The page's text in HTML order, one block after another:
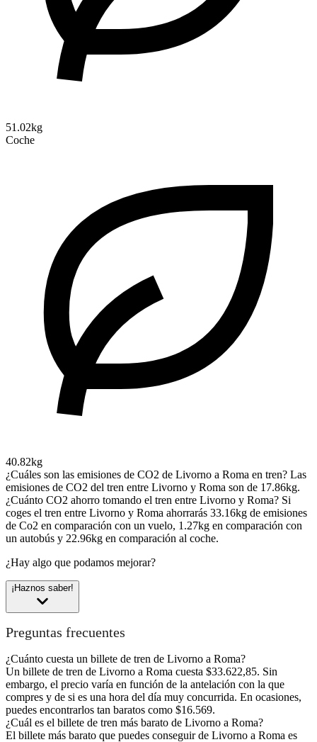
51.02kg
Coche
40.82kg
¿Cuáles son las emisiones de CO2 de Livorno a Roma en tren? Las
emisiones de CO2 del tren entre Livorno y Roma son de 17.86kg.
¿Cuánto CO2 ahorro tomando el tren entre Livorno y Roma? Si
coges el tren entre Livorno y Roma ahorrarás 33.16kg de emisiones
de Co2 en comparación con un vuelo, 1.27kg en comparación con
un autobús y 22.96kg en comparación al coche.
¿Hay algo que podamos mejorar?
¡Haznos saber!
Preguntas frecuentes
¿Cuánto cuesta un billete de tren de Livorno a Roma?
Un billete de tren de Livorno a Roma cuesta $33.622,85. Sin
embargo, el precio varía en función de la antelación con la que
compres y de si es una hora del día muy concurrida. En ocasiones,
puedes encontrarlos tan baratos como $16.569.
¿Cuál es el billete de tren más barato de Livorno a Roma?
El billete más barato que puedes conseguir de Livorno a Roma es